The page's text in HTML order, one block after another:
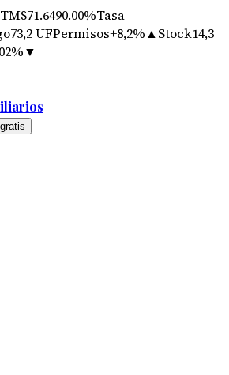
$71.6490.00%Tasa
73,2 UFPermisos+8,2%▲Stock14,3
▼